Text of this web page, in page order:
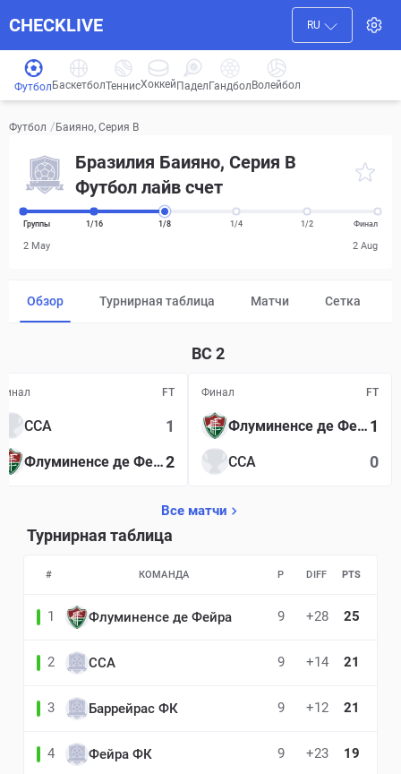
CHECKLIVE RU
Футбол БаскетболТеннисХоккей ПаделГандбол Волейбол
Футбол /Баияно, Серия B
Бразилия Баияно, Серия B
Футбол лайв счет
Группы 1/16 1/8 1/4 1/2 Финал
2 May 2 Aug
Обзор Турнирная таблица Матчи Сетка
FT
ССА 1
Флуминенсе де Фейра2
ВС 2
Финал FT
Флуминенсе де Фейра 1
ССА 0
Все матчи
Турнирная таблица
# КОМАНДА P DIFF PTS
1 Флуминенсе де Фейра 9 +28 25
2 ССА 9 +14 21
3 Баррейрас ФК 9 +12 21
4 Фейра ФК 9 +23 19